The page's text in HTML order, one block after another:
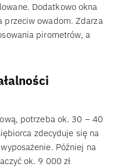
Dodatkowo okna
przeciw owadom. Zdarza
pirometrów, a
potrzeba ok. 30 – 40
zdecyduje się na
Później na
ok. 9 000 zł